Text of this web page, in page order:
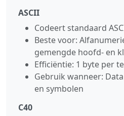
ASCII
Codeert standaard
Beste voor:
gemengde hoofd‑ en
Efficiëntie: 1 byte per
Gebruik wanneer:
en symbolen
C40